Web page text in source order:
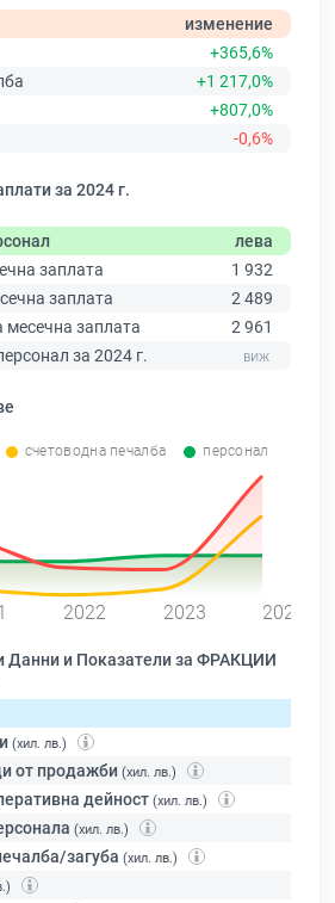
изменение
+365,6%
+1 217,0%
+807,0%
-0,6%
за 2024 г.
лева
заплата
1 932
заплата
2 489
заплата
2 961
за 2024 г.
счетоводна печалба персонал
2022 2023 2024
Данни и Показатели за ФРАКЦИИ
(хил. лв.)
от продажби (хил. лв.)
дейност (хил. лв.)
(хил. лв.)
загуба (хил. лв.)